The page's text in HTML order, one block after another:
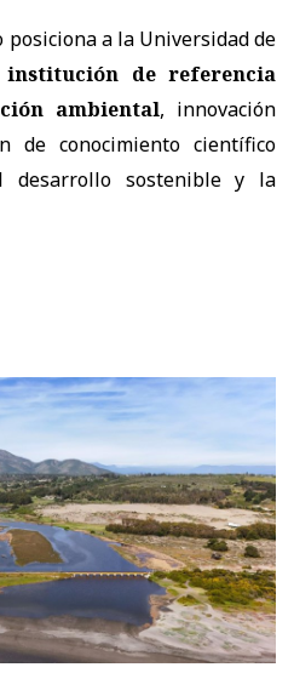
posiciona a la Universidad de
institución de referencia
ambiental, innovación
de conocimiento científico
desarrollo sostenible y la